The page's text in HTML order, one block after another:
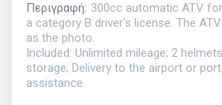
Περιγραφή: 300cc automatic ATV
a category B driver's license. The
as the photo.
Included: Unlimited mileage; 2
storage; Delivery to the airport or
assistance.